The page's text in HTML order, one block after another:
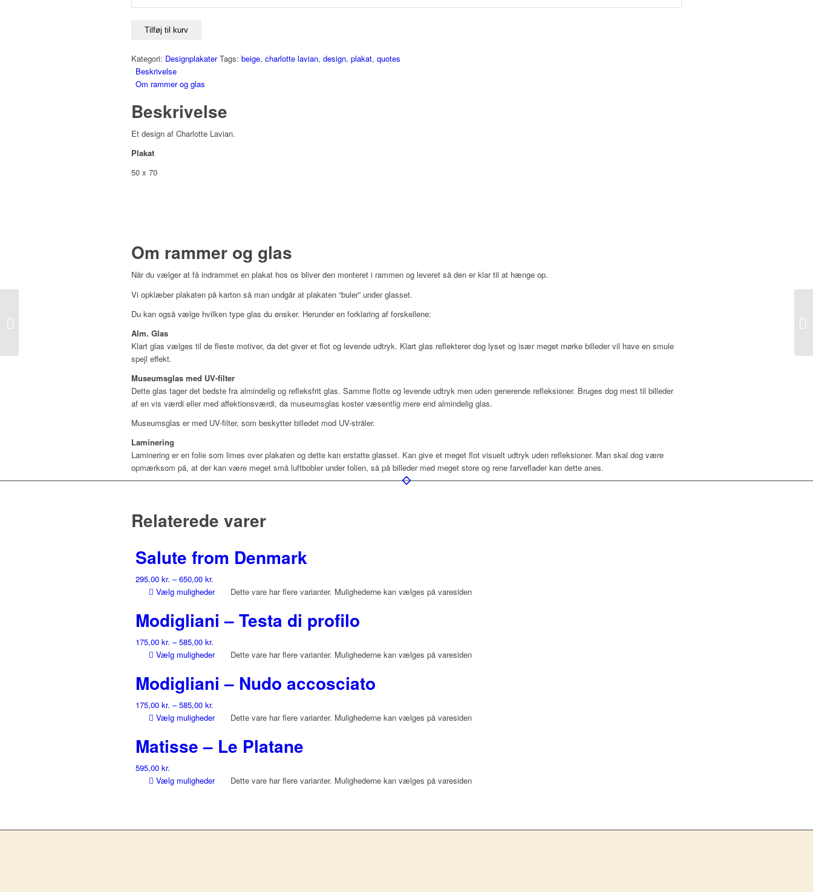
Tilføj til kurv
Kategori: Designplakater Tags: beige, charlotte lavian, design, plakat, quotes
Beskrivelse
Om rammer og glas
Beskrivelse
Et design af Charlotte Lavian.
Plakat
50 x 70
Om rammer og glas
Når du vælger at få indrammet en plakat hos os bliver den monteret i rammen og leveret så den er klar til at hænge op.
Vi opklæber plakaten på karton så man undgår at plakaten “buler” under glasset.
Du kan også vælge hvilken type glas du ønsker. Herunder en forklaring af forskellene:
Alm. Glas
Klart glas vælges til de fleste motiver, da det giver et flot og levende udtryk. Klart glas reflekterer dog lyset og især meget mørke billeder vil have en smule
spejl effekt.
Museumsglas med UV-filter
Dette glas tager det bedste fra almindelig og refleksfrit glas. Samme flotte og levende udtryk men uden generende refleksioner. Bruges dog mest til billeder
af en vis værdi eller med affektionsværdi, da museumsglas koster væsentlig mere end almindelig glas.
Museumsglas er med UV-filter, som beskytter billedet mod UV-stråler.
Laminering
Laminering er en folie som limes over plakaten og dette kan erstatte glasset. Kan give et meget flot visuelt udtryk uden refleksioner. Man skal dog være
opmærksom på, at der kan være meget små luftbobler under folien, så på billeder med meget store og rene farveflader kan dette anes.
Relaterede varer
Salute from Denmark
295,00 kr. –650,00 kr.
Vælg muligheder
Dette vare har flere varianter. Mulighederne kan vælges på varesiden
Modigliani – Testa di profilo
175,00 kr. –585,00 kr.
Vælg muligheder
Dette vare har flere varianter. Mulighederne kan vælges på varesiden
Modigliani – Nudo accosciato
175,00 kr. –585,00 kr.
Vælg muligheder
Dette vare har flere varianter. Mulighederne kan vælges på varesiden
Matisse – Le Platane
595,00 kr.
Vælg muligheder
Dette vare har flere varianter. Mulighederne kan vælges på varesiden